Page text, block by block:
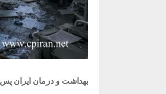
بهداشت و درمان ایران پس از